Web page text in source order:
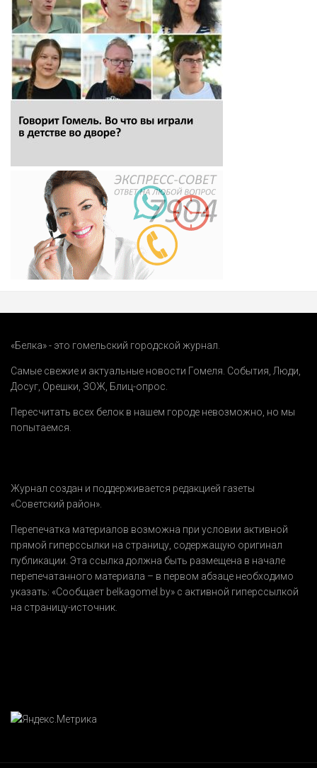
«Белка» - это гомельский городской журнал.
Самые свежие и актуальные новости Гомеля. События,Люди,
Досуг, Орешки, ЗОЖ, Блиц-опрос.
Пересчитать всех белок в нашем городе невозможно, но мы
попытаемся.
Журнал создан и поддерживается редакцией газеты
«Советский район».
Перепечатка материалов возможна при условии активной
прямой гиперссылки на страницу, содержащую оригинал
публикации. Эта ссылка должна быть размещена в начале
перепечатанного материала – в первом абзаце необходимо
указать: «Сообщает belkagomel.by» с активной гиперссылкой
на страницу-источник.